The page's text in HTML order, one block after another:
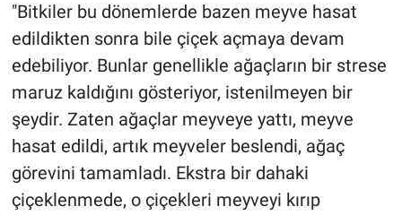
"Bitkiler bu dönemlerde bazen meyve hasat
edildikten sonra bile çiçek açmaya devam
edebiliyor. Bunlar genellikle ağaçların bir strese
maruz kaldığını gösteriyor, istenilmeyen bir
şeydir. Zaten ağaçlar meyveye yattı, meyve
hasat edildi, artık meyveler beslendi, ağaç
görevini tamamladı. Ekstra bir dahaki
çiçeklenmede, o çiçekleri meyveyi kırıp
Programlar
Sağlık
Spor
Teknoloji
Türkiye'nin Geleceği